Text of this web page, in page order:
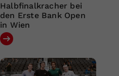
Halbfinalkracher bei
den Erste Bank Open
in Wien